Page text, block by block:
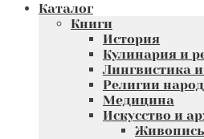
Каталог
Книги
История
Кулинария и
Лингвистика
Религии
Медицина
Искусство и
Живопись